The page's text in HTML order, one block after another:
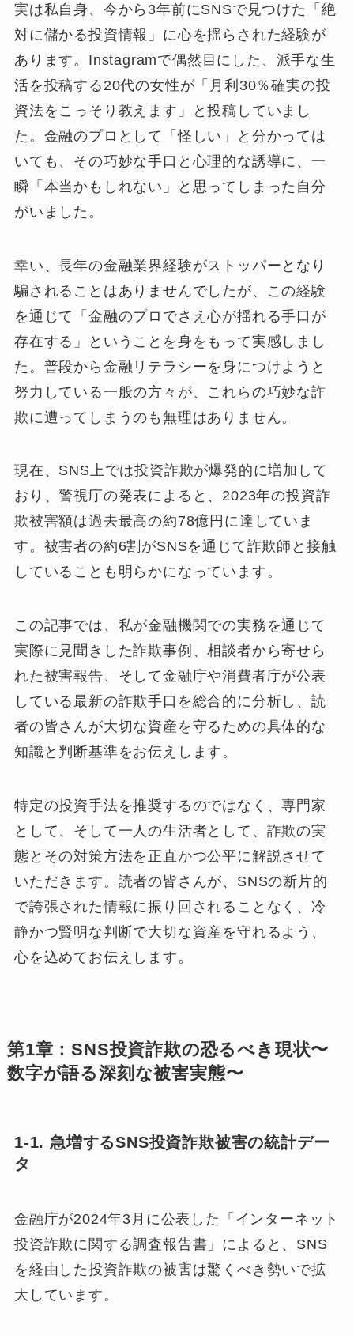
実は私自身、今から3年前にSNSで見つけた「絶
対に儲かる投資情報」に心を揺らされた経験が
あります。Instagramで偶然目にした、派手な生
活を投稿する20代の女性が「月利30％確実の投
資法をこっそり教えます」と投稿していまし
た。金融のプロとして「怪しい」と分かっては
いても、その巧妙な手口と心理的な誘導に、一
瞬「本当かもしれない」と思ってしまった自分
がいました。
幸い、長年の金融業界経験がストッパーとなり
騙されることはありませんでしたが、この経験
を通じて「金融のプロでさえ心が揺れる手口が
存在する」ということを身をもって実感しまし
た。普段から金融リテラシーを身につけようと
努力している一般の方々が、これらの巧妙な詐
欺に遭ってしまうのも無理はありません。
現在、SNS上では投資詐欺が爆発的に増加して
おり、警視庁の発表によると、2023年の投資詐
欺被害額は過去最高の約78億円に達していま
す。被害者の約6割がSNSを通じて詐欺師と接触
していることも明らかになっています。
この記事では、私が金融機関での実務を通じて
実際に見聞きした詐欺事例、相談者から寄せら
れた被害報告、そして金融庁や消費者庁が公表
している最新の詐欺手口を総合的に分析し、読
者の皆さんが大切な資産を守るための具体的な
知識と判断基準をお伝えします。
特定の投資手法を推奨するのではなく、専門家
として、そして一人の生活者として、詐欺の実
態とその対策方法を正直かつ公平に解説させて
いただきます。読者の皆さんが、SNSの断片的
で誇張された情報に振り回されることなく、冷
静かつ賢明な判断で大切な資産を守れるよう、
心を込めてお伝えします。
第1章：SNS投資詐欺の恐るべき現状〜
数字が語る深刻な被害実態〜
1-1. 急増するSNS投資詐欺被害の統計デー
タ
金融庁が2024年3月に公表した「インターネット
投資詐欺に関する調査報告書」によると、SNS
を経由した投資詐欺の被害は驚くべき勢いで拡
大しています。